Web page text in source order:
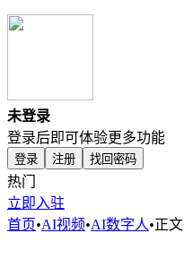
未登录
登录后即可体验更多功能
登录 注册 找回密码
热门
立即入驻
首页•AI视频•AI数字人•正文